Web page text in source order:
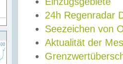
24h Regenradar
Seezeichen von
Aktualität der